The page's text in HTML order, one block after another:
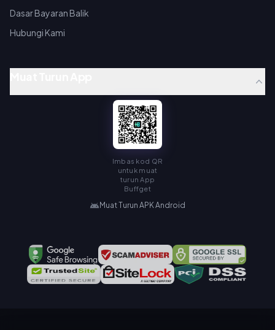
Dasar Bayaran Balik
Hubungi Kami
Imbas kod QR
untuk muat
turun App
Buffget
Muat Turun APK Android